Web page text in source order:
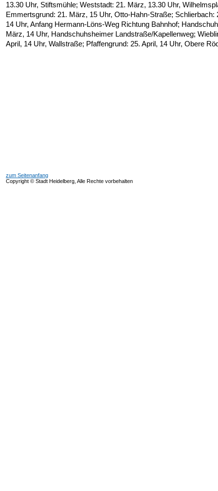
13.30 Uhr, Stiftsmühle; Weststadt: 21. März, 13.30 Uhr,
Emmertsgrund: 21. März, 15 Uhr, Otto-Hahn-Straße; Schlierbach:
14 Uhr, Anfang Hermann-Löns-Weg Richtung Bahnhof;
März, 14 Uhr, Handschuhsheimer Landstraße/Kapellenweg;
April, 14 Uhr, Wallstraße; Pfaffengrund: 25. April, 14 Uhr, Obere
zum Seitenanfang
Copyright © Stadt Heidelberg, Alle Rechte vorbehalten